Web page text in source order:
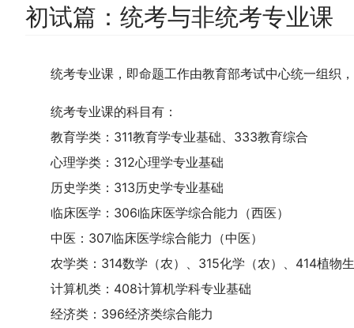
初试篇：统考与非统考专业课
统考专业课，即命题工作由教育部考试中心统一组织，
统考专业课的科目有：
教育学类：311教育学专业基础、333教育综合
心理学类：312心理学专业基础
历史学类：313历史学专业基础
临床医学：306临床医学综合能力（西医）
中医：307临床医学综合能力（中医）
农学类：314数学（农）、315化学（农）、414植物
计算机类：408计算机学科专业基础
经济类：396经济类综合能力